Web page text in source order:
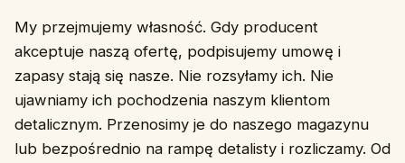
My przejmujemy własność. Gdy producent
akceptuje naszą ofertę, podpisujemy umowę i
zapasy stają się nasze. Nie rozsyłamy ich. Nie
ujawniamy ich pochodzenia naszym klientom
detalicznym. Przenosimy je do naszego magazynu
lub bezpośrednio na rampę detalisty i rozliczamy. Od